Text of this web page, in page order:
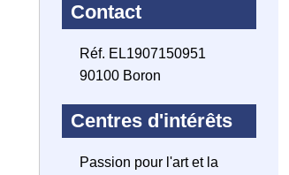
Contact
Réf. EL1907150951
90100 Boron
Centres d'intérêts
Passion pour l'art et la